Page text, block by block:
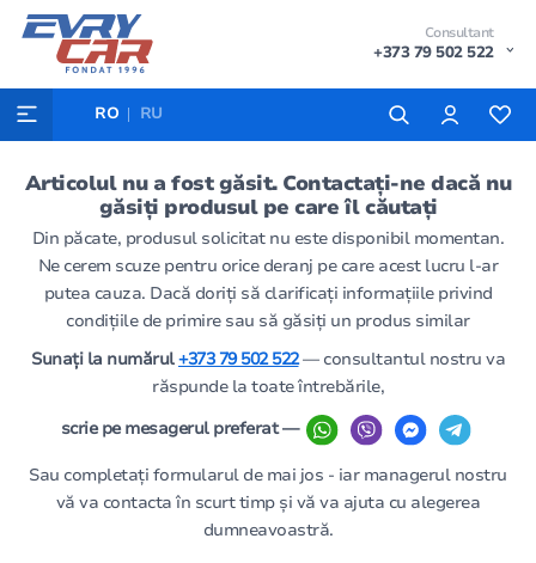
Consultant
+373 79 502 522
RO RU
Articolul nu a fost găsit. Contactați-ne dacă nu
găsiți produsul pe care îl căutați
Din păcate, produsul solicitat nu este disponibil momentan.
Ne cerem scuze pentru orice deranj pe care acest lucru l-ar
putea cauza. Dacă doriți să clarificați informațiile privind
condițiile de primire sau să găsiți un produs similar
Sunați la numărul+373 79 502 522— consultantul nostru va
răspunde la toate întrebările,
scrie pe mesagerul preferat —
Sau completați formularul de mai jos - iar managerul nostru
vă va contacta în scurt timp și vă va ajuta cu alegerea
dumneavoastră.